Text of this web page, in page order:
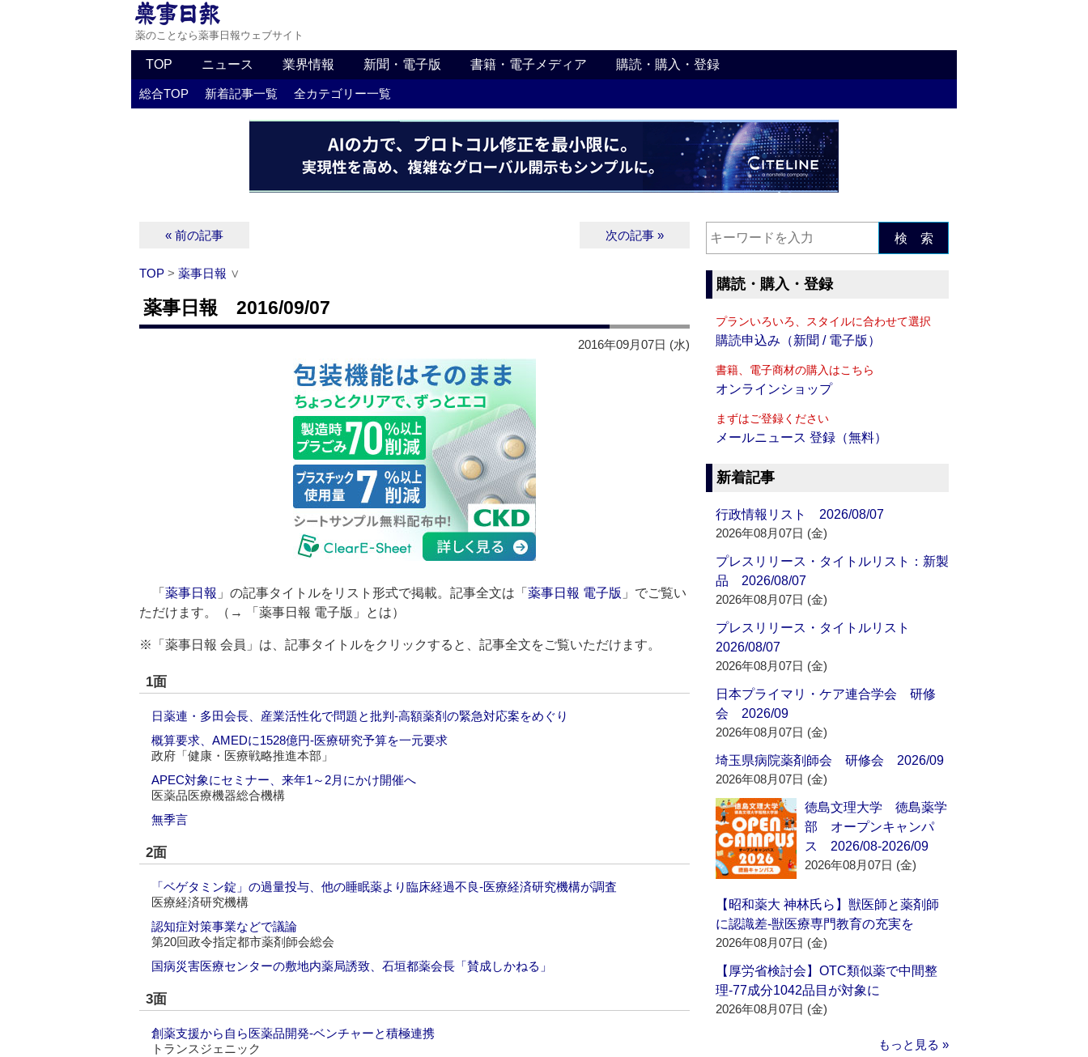
薬のことなら薬事日報ウェブサイト
TOP ニュース 業界情報 新聞・電子版 書籍・電子メディア 購読・購入・登録
総合TOP 新着記事一覧 全カテゴリー一覧
« 前の記事 次の記事 »
TOP > 薬事日報 ∨
薬事日報 2016/09/07
2016年09月07日 (水)
「 薬事日報 」の記事タイトルをリスト形式で掲載。記事全文は「 薬事日報 電子版 」でご覧い
ただけます。（→
「薬事日報 電子版」とは）
※「薬事日報 会員」は、記事タイトルをクリックすると、記事全文をご覧いただけます。
1面
日薬連・多田会長、産業活性化で問題と批判‐高額薬剤の緊急対応案をめぐり
概算要求、AMEDに1528億円‐医療研究予算を一元要求
政府「健康・医療戦略推進本部」
APEC対象にセミナー、来年1～2月にかけ開催へ
医薬品医療機器総合機構
無季言
2面
「ベゲタミン錠」の過量投与、他の睡眠薬より臨床経過不良‐医療経済研究機構が調査
医療経済研究機構
認知症対策事業などで議論
第20回政令指定都市薬剤師会総会
国病災害医療センターの敷地内薬局誘致、石垣都薬会長「賛成しかねる」
3面
創薬支援から自ら医薬品開発‐ベンチャーと積極連携
トランスジェニック
検 索
購読・購入・登録
プランいろいろ、スタイルに合わせて選択
購読申込み（新聞 / 電子版）
書籍、電子商材の購入はこちら
オンラインショップ
まずはご登録ください
メールニュース 登録（無料）
新着記事
行政情報リスト 2026/08/07
2026年08月07日 (金)
プレスリリース・タイトルリスト：新製
品 2026/08/07
2026年08月07日 (金)
プレスリリース・タイトルリスト
2026/08/07
2026年08月07日 (金)
日本プライマリ・ケア連合学会 研修
会 2026/09
2026年08月07日 (金)
埼玉県病院薬剤師会 研修会 2026/09
2026年08月07日 (金)
徳島文理大学 徳島薬学
部 オープンキャンパ
ス 2026/08-2026/09
2026年08月07日 (金)
【昭和薬大 神林氏ら】獣医師と薬剤師
に認識差‐獣医療専門教育の充実を
2026年08月07日 (金)
【厚労省検討会】OTC類似薬で中間整
理‐77成分1042品目が対象に
2026年08月07日 (金)
もっと見る »